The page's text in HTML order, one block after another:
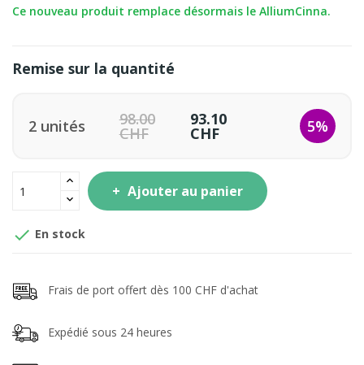
Ce nouveau produit remplace désormais le AlliumCinna.
Remise sur la quantité
2 unités 98.00
CHF
93.10
CHF 5%
Ajouter au panier
 En stock
Frais de port offert dès 100 CHF d'achat
Expédié sous 24 heures